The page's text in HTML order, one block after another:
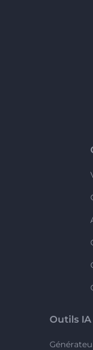
Outils IA